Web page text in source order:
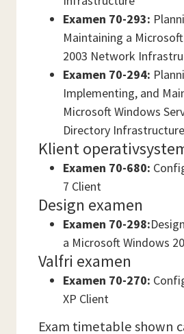
Examen 70-293:
Maintaining a
2003 Network
Examen 70-294:
Implementing, and
Microsoft Windows
Directory Infrastructure
Klient
Examen 70-680:
7 Client
Design examen
Examen 70-298:
a Microsoft Windows
Valfri examen
Examen 70-270:
XP Client
Exam timetable shown